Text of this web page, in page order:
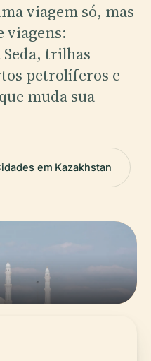
viagem só, mas
viagens:
trilhas
petrolíferos e
muda sua
em Kazakhstan